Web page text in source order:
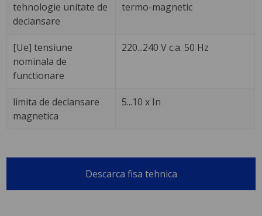
tehnologie unitate de
declansare
termo-magnetic
[Ue] tensiune
nominala de
functionare
220...240 V c.a. 50 Hz
limita de declansare
magnetica
5...10 x In
Descarca fisa tehnica